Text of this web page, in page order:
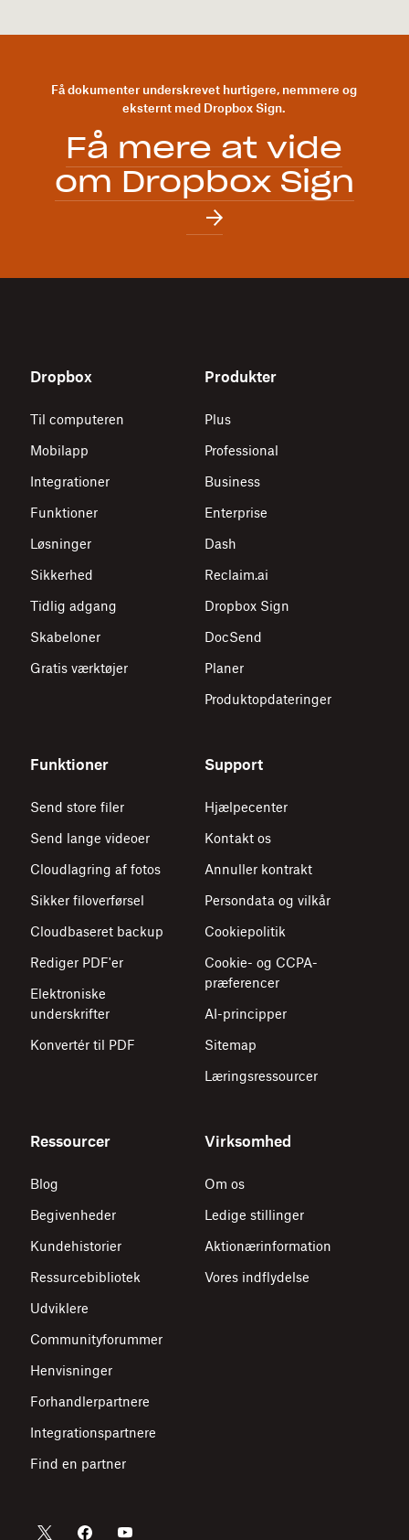
Få dokumenter underskrevet hurtigere, nemmere og
eksternt med Dropbox Sign.
Få mere at vide
om Dropbox Sign
Dropbox
Til computeren
Mobilapp
Integrationer
Funktioner
Løsninger
Sikkerhed
Tidlig adgang
Skabeloner
Gratis værktøjer
Produkter
Plus
Professional
Business
Enterprise
Dash
Reclaim.ai
Dropbox Sign
DocSend
Planer
Produktopdateringer
Funktioner
Send store filer
Send lange videoer
Cloudlagring af fotos
Sikker filoverførsel
Cloudbaseret backup
Rediger PDF'er
Elektroniske
underskrifter
Konvertér til PDF
Support
Hjælpecenter
Kontakt os
Annuller kontrakt
Persondata og vilkår
Cookiepolitik
Cookie- og CCPA-
præferencer
AI-principper
Sitemap
Læringsressourcer
Ressourcer
Blog
Begivenheder
Kundehistorier
Ressurcebibliotek
Udviklere
Communityforummer
Henvisninger
Forhandlerpartnere
Integrationspartnere
Find en partner
Virksomhed
Om os
Ledige stillinger
Aktionærinformation
Vores indflydelse